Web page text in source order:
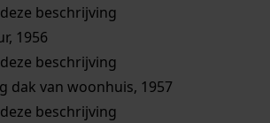
beschrijving
1956
beschrijving
dak van woonhuis, 1957
beschrijving